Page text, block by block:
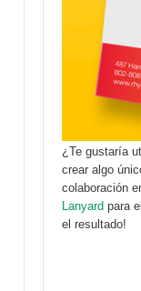
¿Te gustaría
crear algo
colaboración
Lanyard para
el resultado!